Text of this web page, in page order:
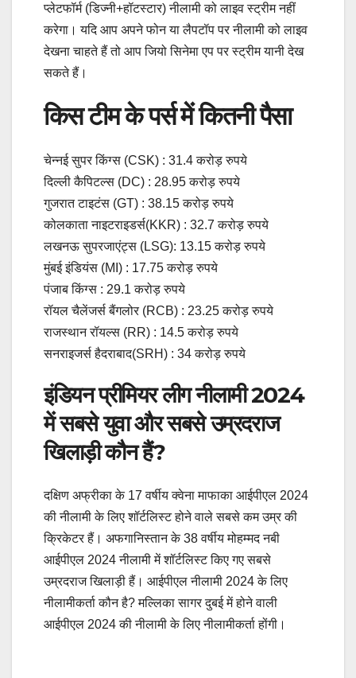
प्लेटफॉर्म (डिज्नी+हॉटस्टार) नीलामी को लाइव स्ट्रीम नहीं
करेगा। यदि आप अपने फोन या लैपटॉप पर नीलामी को लाइव
देखना चाहते हैं तो आप जियो सिनेमा एप पर स्ट्रीम यानी देख
सकते हैं।
किस टीम के पर्स में कितनी पैसा
चेन्नई सुपर किंग्स (CSK) : 31.4 करोड़ रुपये
दिल्ली कैपिटल्स (DC) : 28.95 करोड़ रुपये
गुजरात टाइटंस (GT) : 38.15 करोड़ रुपये
कोलकाता नाइटराइडर्स(KKR) : 32.7 करोड़ रुपये
लखनऊ सुपरजाएंट्स (LSG): 13.15 करोड़ रुपये
मुंबई इंडियंस (MI) : 17.75 करोड़ रुपये
पंजाब किंग्स : 29.1 करोड़ रुपये
रॉयल चैलेंजर्स बैंगलोर (RCB) : 23.25 करोड़ रुपये
राजस्थान रॉयल्स (RR) : 14.5 करोड़ रुपये
सनराइजर्स हैदराबाद(SRH) : 34 करोड़ रुपये
इंडियन प्रीमियर लीग नीलामी 2024
में सबसे युवा और सबसे उम्रदराज
खिलाड़ी कौन हैं?
दक्षिण अफ्रीका के 17 वर्षीय क्वेना माफाका आईपीएल 2024
की नीलामी के लिए शॉर्टलिस्ट होने वाले सबसे कम उम्र की
क्रिकेटर हैं। अफगानिस्तान के 38 वर्षीय मोहम्मद नबी
आईपीएल 2024 नीलामी में शॉर्टलिस्ट किए गए सबसे
उम्रदराज खिलाड़ी हैं। आईपीएल नीलामी 2024 के लिए
नीलामीकर्ता कौन है? मल्लिका सागर दुबई में होने वाली
आईपीएल 2024 की नीलामी के लिए नीलामीकर्ता होंगी।